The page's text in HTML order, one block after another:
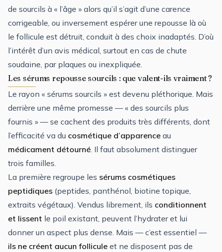
de sourcils à « l’âge » alors qu’il s’agit d’une carence
corrigeable, ou inversement espérer une repousse là où
le follicule est détruit, conduit à des choix inadaptés. D’où
l’intérêt d’un avis médical, surtout en cas de chute
soudaine, par plaques ou inexpliquée.
Les sérums repousse sourcils : que valent-ils vraiment ?
Le rayon « sérums sourcils » est devenu pléthorique. Mais
derrière une même promesse — « des sourcils plus
fournis » — se cachent des produits très différents, dont
l’efficacité va du cosmétique d’apparence au
médicament détourné. Il faut absolument distinguer
trois familles.
La première regroupe les sérums cosmétiques
peptidiques (peptides, panthénol, biotine topique,
extraits végétaux). Vendus librement, ils conditionnent
et lissent le poil existant, peuvent l’hydrater et lui
donner un aspect plus dense. Mais — c’est essentiel —
ils ne créent aucun follicule et ne disposent pas de